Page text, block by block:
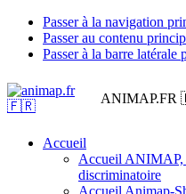
Passer à la navigation
Passer au contenu
Passer à la barre latérale
Accueil
Accueil ANIMAP,
discriminatoire
Accueil Animap-